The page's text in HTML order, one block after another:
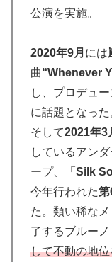
公演を実施。
2020年9⽉ には
曲“Whenever
し、プロデュ
に話題となった
そして2021年3
しているアン
ープ、
「Silk
今年⾏われた第
た。類い稀な
了するブルー
して不動の地